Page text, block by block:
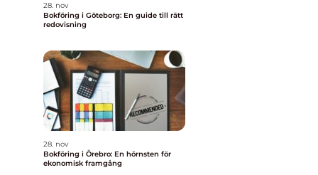
28. nov
Bokföring i Göteborg: En guide till rätt
redovisning
28. nov
Bokföring i Örebro: En hörnsten för
ekonomisk framgång